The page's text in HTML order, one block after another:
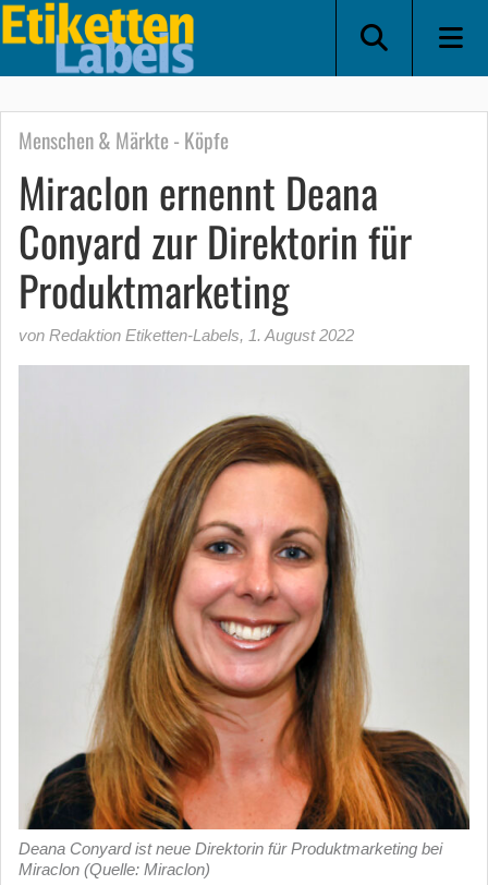
Menschen & Märkte - Köpfe
Miraclon ernennt Deana
Conyard zur Direktorin für
Produktmarketing
von Redaktion Etiketten-Labels, 1. August 2022
Deana Conyard ist neue Direktorin für Produktmarketing bei
Miraclon (Quelle: Miraclon)